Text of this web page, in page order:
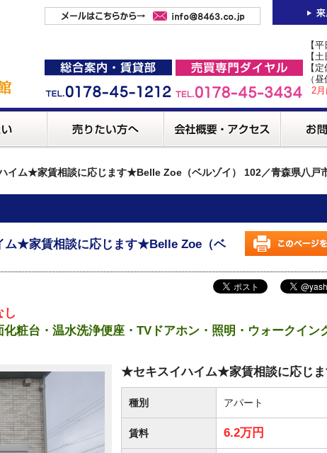
【
【
【
（
2
イム★家賃相談に応じます★Belle Zoe（ベルゾイ） 102／青森県八戸
ム★家賃相談に応じます★Belle Zoe（ベ
し
粧台・温水洗浄便座・TVドアホン・照明・ウォークイン
★セキスイハイム★家賃相談に応じ
種別 アパート
賃料 6.2万円